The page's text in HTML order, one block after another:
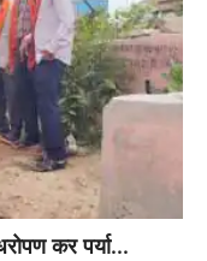
कर पर्या...